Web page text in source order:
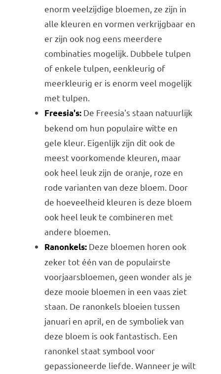
enorm veelzijdige bloemen, ze zijn in
alle kleuren en vormen verkrijgbaar en
er zijn ook nog eens meerdere
combinaties mogelijk. Dubbele tulpen
of enkele tulpen, eenkleurig of
meerkleurig er is enorm veel mogelijk
met tulpen.
Freesia's:De Freesia's staan natuurlijk
bekend om hun populaire witte en
gele kleur. Eigenlijk zijn dit ook de
meest voorkomende kleuren, maar
ook heel leuk zijn de oranje, roze en
rode varianten van deze bloem. Door
de hoeveelheid kleuren is deze bloem
ook heel leuk te combineren met
andere bloemen.
Ranonkels:Deze bloemen horen ook
zeker tot één van de populairste
voorjaarsbloemen, geen wonder als je
deze mooie bloemen in een vaas ziet
staan. De ranonkels bloeien tussen
januari en april, en de symboliek van
deze bloem is ook fantastisch. Een
ranonkel staat symbool voor
gepassioneerde liefde. Wanneer je wilt